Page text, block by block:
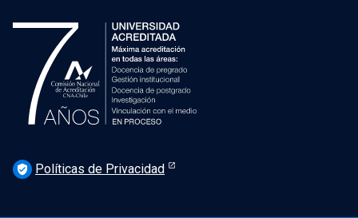
verified_user Políticas de Privacidad